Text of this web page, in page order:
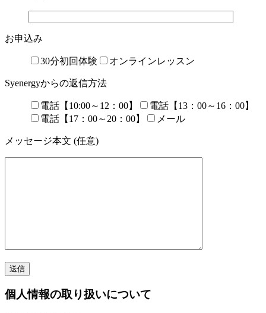
お申込み
30分初回体験 オンラインレッスン
Syenergyからの返信方法
電話【10:00～12：00】
電話【13：00～16：00】
電話【17：00～20：00】
メール
メッセージ本文 (任意)
個人情報の取り扱いについて